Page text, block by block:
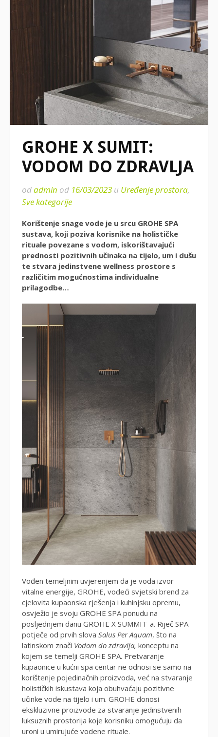
GROHE X SUMIT:
VODOM DO ZDRAVLJA
odadmin od 16/03/2023 u Uređenje prostora,
Sve kategorije
Korištenje snage vode je u srcu GROHE SPA
sustava, koji poziva korisnike na holističke
rituale povezane s vodom, iskorištavajući
prednosti pozitivnih učinaka na tijelo, um i dušu
te stvara jedinstvene wellness prostore s
različitim mogućnostima individualne
prilagodbe…
Vođen temeljnim uvjerenjem da je voda izvor
vitalne energije, GROHE, vodeći svjetski brend za
cjelovita kupaonska rješenja i kuhinjsku opremu,
osvježio je svoju GROHE SPA ponudu na
posljednjem danu GROHE X SUMMIT-a. Riječ SPA
potječe od prvih slova Salus Per Aquam, što na
latinskom znači Vodom do zdravlja, konceptu na
kojem se temelji GROHE SPA. Pretvaranje
kupaonice u kućni spa centar ne odnosi se samo na
korištenje pojedinačnih proizvoda, već na stvaranje
holističkih iskustava koja obuhvaćaju pozitivne
učinke vode na tijelo i um. GROHE donosi
ekskluzivne proizvode za stvaranje jedinstvenih
luksuznih prostorija koje korisniku omogućuju da
uroni u umirujuće vodene rituale.